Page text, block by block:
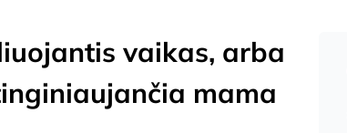
vaikas, arba
mama